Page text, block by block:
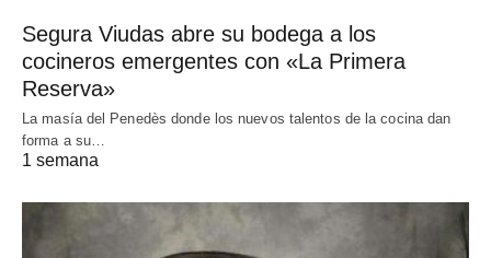
Segura Viudas abre su bodega a los
cocineros emergentes con «La Primera
Reserva»
La masía del Penedès donde los nuevos talentos de la cocina dan
forma a su…
1 semana